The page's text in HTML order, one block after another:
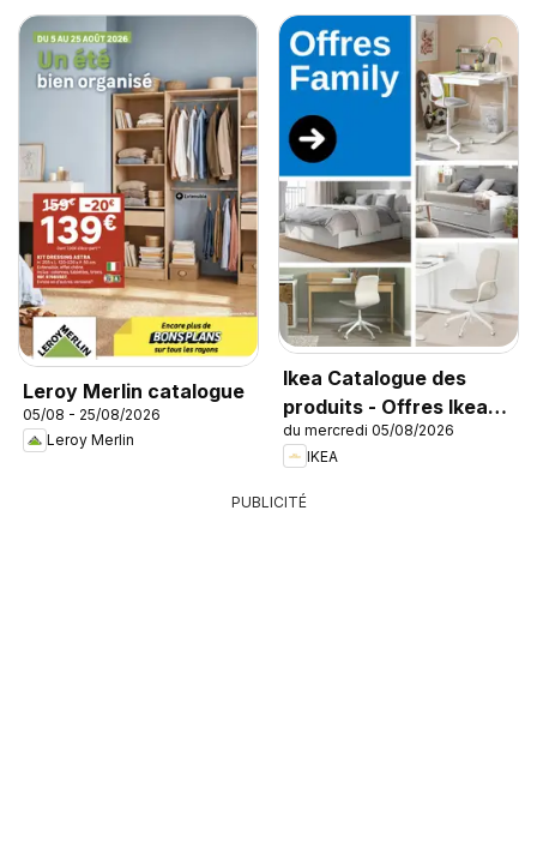
Leroy Merlin catalogue
05/08 - 25/08/2026
Leroy Merlin
Ikea Catalogue des
produits - Offres Ikea
Family
du mercredi 05/08/2026
IKEA
PUBLICITÉ